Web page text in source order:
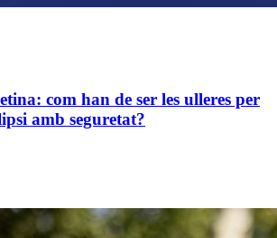
com han de ser les ulleres per
amb seguretat?